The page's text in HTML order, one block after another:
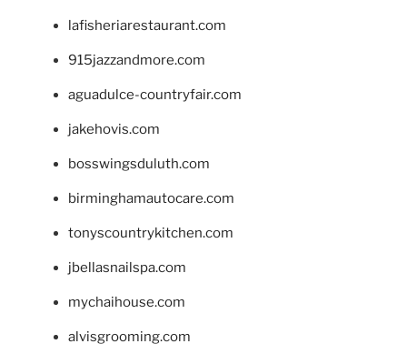
lafisheriarestaurant.com
915jazzandmore.com
aguadulce-countryfair.com
jakehovis.com
bosswingsduluth.com
birminghamautocare.com
tonyscountrykitchen.com
jbellasnailspa.com
mychaihouse.com
alvisgrooming.com